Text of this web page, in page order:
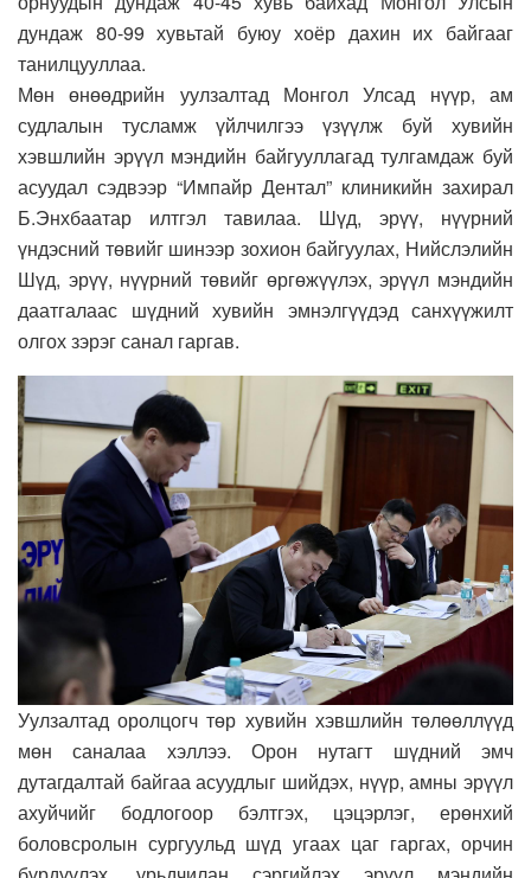
дундаж 80-99 хувьтай буюу хоёр дахин их байгааг
танилцууллаа.
Мөн өнөөдрийн уулзалтад Монгол Улсад нүүр, ам
судлалын тусламж үйлчилгээ үзүүлж буй хувийн
хэвшлийн эрүүл мэндийн байгууллагад тулгамдаж буй
асуудал сэдвээр “Импайр Дентал” клиникийн захирал
Б.Энхбаатар илтгэл тавилаа. Шүд, эрүү, нүүрний
үндэсний төвийг шинээр зохион байгуулах, Нийслэлийн
Шүд, эрүү, нүүрний төвийг өргөжүүлэх, эрүүл мэндийн
даатгалаас шүдний хувийн эмнэлгүүдэд санхүүжилт
олгох зэрэг санал гаргав.
Уулзалтад оролцогч төр хувийн хэвшлийн төлөөллүүд
мөн саналаа хэллээ. Орон нутагт шүдний эмч
дутагдалтай байгаа асуудлыг шийдэх, нүүр, амны эрүүл
ахуйчийг бодлогоор бэлтгэх, цэцэрлэг, ерөнхий
боловсролын сургуульд шүд угаах цаг гаргах, орчин